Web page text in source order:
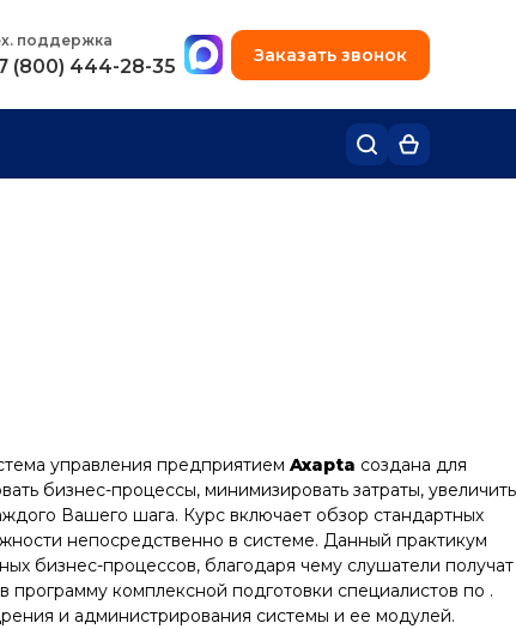
поддержка
(800) 444-28-35
+7 (495) 780-48-49
Заказать звонок
управления предприятием Axapta создана для
бизнес-процессы, минимизировать затраты, увеличить
Вашего шага. Курс включает обзор стандартных
непосредственно в системе. Данный практикум
бизнес-процессов, благодаря чему слушатели получат
комплексной подготовки специалистов по .
и администрирования системы и ее модулей.